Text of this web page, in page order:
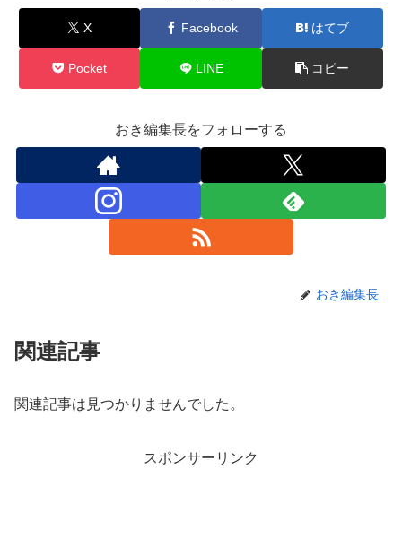
X Facebook はてブ
Pocket LINE コピー
おき編集長をフォローする
おき編集長
関連記事
関連記事は見つかりませんでした。
スポンサーリンク